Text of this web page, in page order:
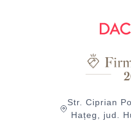
Str. Ciprian
Hațeg, jud.